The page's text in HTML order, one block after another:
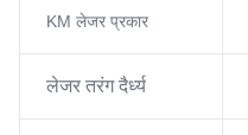
KM लेजर प्रकार
लेजर तरंग दैर्ध्य